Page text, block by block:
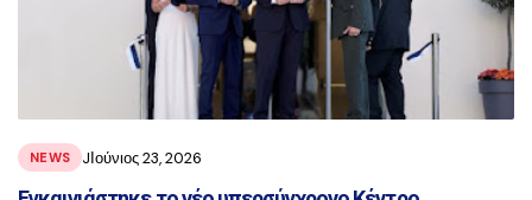
NEWS JΙούνιος 23, 2026